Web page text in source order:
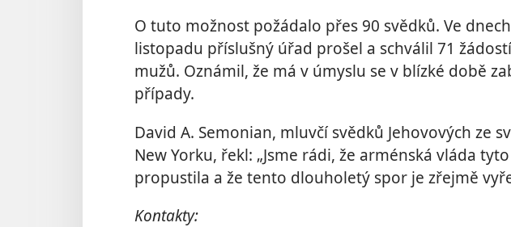
O tuto možnost požádalo přes 90 svědků. Ve
listopadu příslušný úřad prošel a schválil 71
mužů. Oznámil, že má v úmyslu se v blízké době
případy.
David A. Semonian, mluvčí svědků Jehovových ze
New Yorku, řekl: „Jsme rádi, že arménská vláda
propustila a že tento dlouholetý spor je zřejmě
Kontakty: